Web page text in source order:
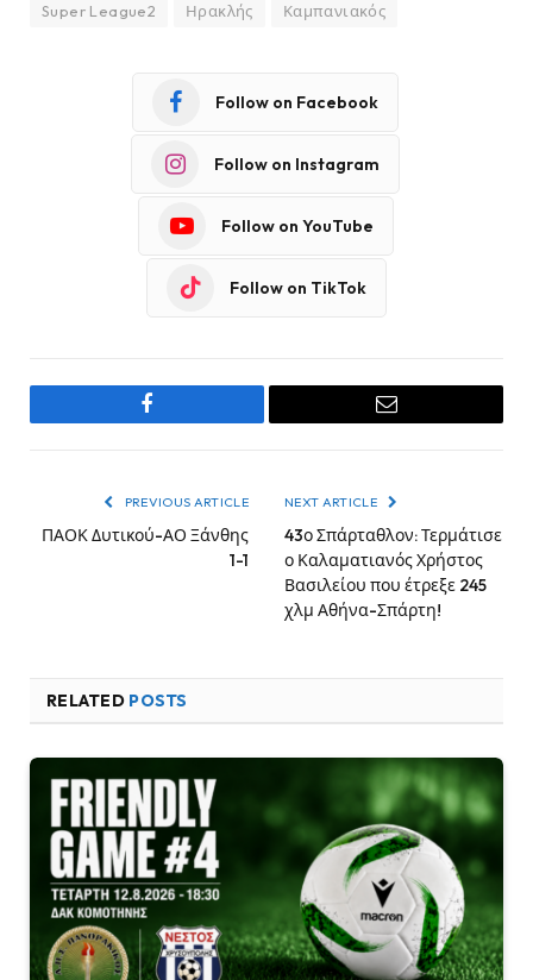
Super League2 Ηρακλής Καμπανιακός
Follow on Facebook
Follow on Instagram
Follow on YouTube
Follow on TikTok
Facebook Email
PREVIOUS ARTICLE
ΠΑΟΚ Δυτικού-ΑΟ Ξάνθης
1-1
NEXT ARTICLE
43ο Σπάρταθλον: Τερμάτισε
ο Καλαματιανός Χρήστος
Βασιλείου που έτρεξε 245
χλμ Αθήνα-Σπάρτη!
RELATED POSTS